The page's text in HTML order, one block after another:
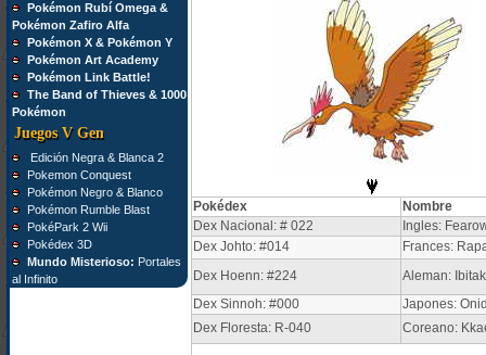
Pokémon Rubí Omega &
Pokémon Zafiro Alfa
Pokémon X & Pokémon Y
Pokémon Art Academy
Pokémon Link Battle!
The Band of Thieves & 1000
Pokémon
Juegos V Gen
Edición Negra & Blanca 2
Pokemon Conquest
Pokémon Negro & Blanco
Pokémon Rumble Blast
PokéPark 2 Wii
Pokédex 3D
Mundo Misterioso: Portales
al Infinito
Pokédex
Nombre
Dex Nacional: # 022
Ingles:
Dex Johto: #014
Frances:
Dex Hoenn: #224
Aleman: Ibitak
Dex Sinnoh: #000
Japones:
Dex Floresta: R-040
Coreano: